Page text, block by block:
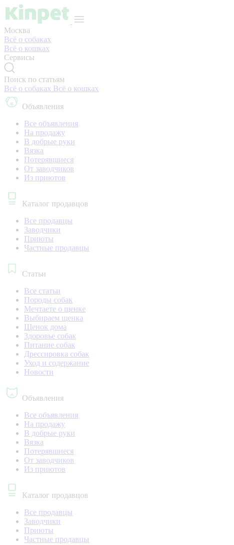
Москва
Всё о собаках
Всё о кошках
Сервисы
Поиск по статьям
Всё о собаках Всё о кошках
Объявления
Все объявления
На продажу
В добрые руки
Вязка
Потерявшиеся
От заводчиков
Из приютов
Каталог продавцов
Все продавцы
Заводчики
Приюты
Частные продавцы
Статьи
Все статьи
Породы собак
Мечтаете о щенке
Выбираем щенка
Щенок дома
Здоровье собак
Питание собак
Дрессировка собак
Уход и содержание
Новости
Объявления
Все объявления
На продажу
В добрые руки
Вязка
Потерявшиеся
От заводчиков
Из приютов
Каталог продавцов
Все продавцы
Заводчики
Приюты
Частные продавцы